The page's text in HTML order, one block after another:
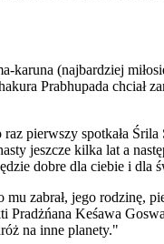
karuna (najbardziej
Prabhupada chciał
pierwszy spotkała
jeszcze kilka lat a
dobre dla ciebie i dla
zabrał, jego rodzinę,
Pradżńana Keśawa
na inne planety."